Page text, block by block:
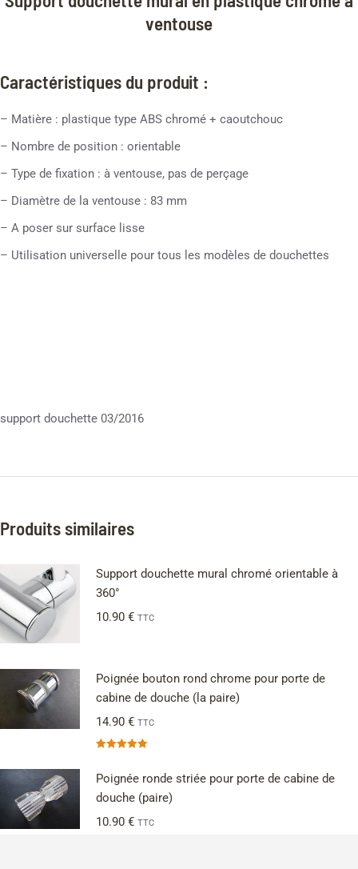
ventouse
Caractéristiques du produit :
– Matière : plastique type ABS chromé + caoutchouc
– Nombre de position : orientable
– Type de fixation : à ventouse, pas de perçage
– Diamètre de la ventouse : 83 mm
– A poser sur surface lisse
– Utilisation universelle pour tous les modèles de douchettes
support douchette 03/2016
Produits similaires
Support douchette mural chromé orientable à
360°
10.90 € TTC
Poignée bouton rond chrome pour porte de
cabine de douche (la paire)
14.90 € TTC
Poignée ronde striée pour porte de cabine de
douche (paire)
10.90 € TTC